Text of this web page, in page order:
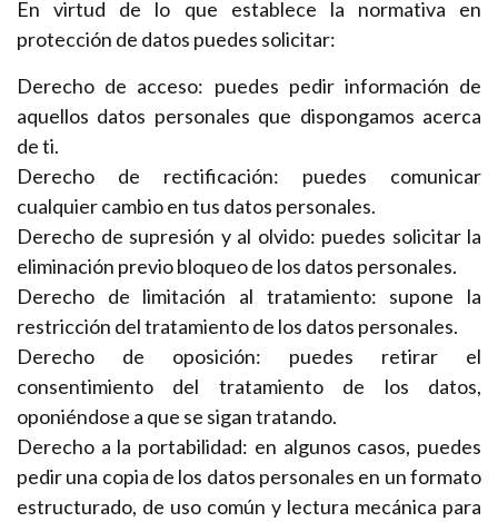
En virtud de lo que establece la normativa en
protección de datos puedes solicitar:
Derecho de acceso: puedes pedir información de
aquellos datos personales que dispongamos acerca
de ti.
Derecho de rectificación: puedes comunicar
cualquier cambio en tus datos personales.
Derecho de supresión y al olvido: puedes solicitar la
eliminación previo bloqueo de los datos personales.
Derecho de limitación al tratamiento: supone la
restricción del tratamiento de los datos personales.
Derecho de oposición: puedes retirar el
consentimiento del tratamiento de los datos,
oponiéndose a que se sigan tratando.
Derecho a la portabilidad: en algunos casos, puedes
pedir una copia de los datos personales en un formato
estructurado, de uso común y lectura mecánica para